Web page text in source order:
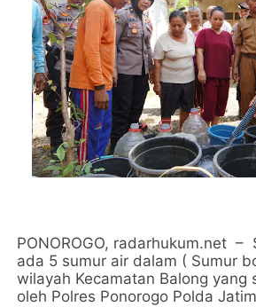
PONOROGO, radarhukum.net –
ada 5 sumur air dalam ( Sumur
wilayah Kecamatan Balong yang
oleh Polres Ponorogo Polda